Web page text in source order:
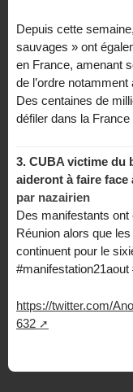
Depuis cette
sauvages » ont
en France, amenant
de l’ordre
Des centaines de
défiler dans la
3. CUBA victime du
aideront à faire face
par nazairien
Des manifestants ont
Réunion alors que
continuent pour le
https://twitter.com/
632